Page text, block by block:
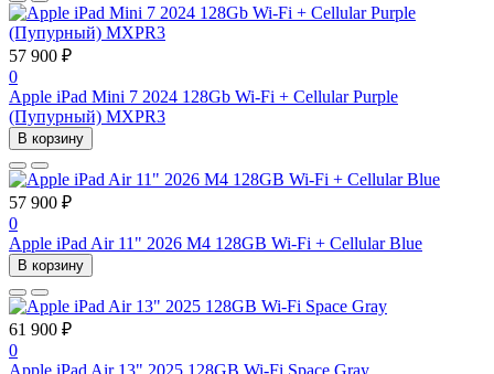
57 900 ₽
0
Apple iPad Mini 7 2024 128Gb Wi-Fi + Cellular Purple
(Пупурный) MXPR3
В корзину
57 900 ₽
0
Apple iPad Air 11" 2026 M4 128GB Wi-Fi + Cellular Blue
В корзину
61 900 ₽
0
Apple iPad Air 13" 2025 128GB Wi-Fi Space Gray